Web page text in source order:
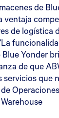
de
ventaja
de logística
Yonder
de que
que